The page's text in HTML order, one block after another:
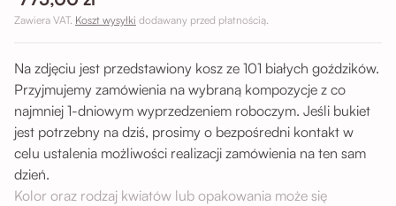
Zawiera VAT. Koszt wysyłki dodawany przed płatnością.
Na zdjęciu jest przedstawiony kosz ze 101 białych goździków.
Przyjmujemy zamówienia na wybraną kompozycje z co
najmniej 1-dniowym wyprzedzeniem roboczym. Jeśli bukiet
jest potrzebny na dziś, prosimy o bezpośredni kontakt w
celu ustalenia możliwości realizacji zamówienia na ten sam
dzień.
Kolor oraz rodzaj kwiatów lub opakowania może się